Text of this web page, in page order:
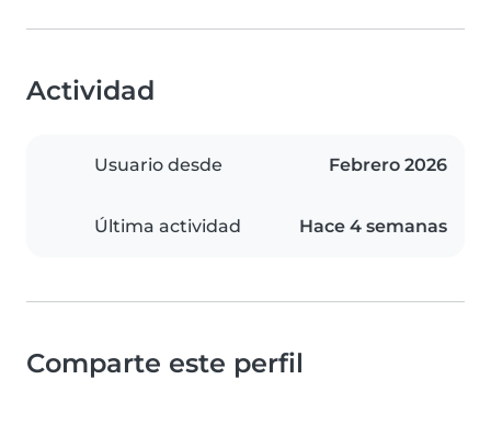
Actividad
Usuario desde Febrero 2026
Última actividad Hace 4 semanas
Comparte este perfil